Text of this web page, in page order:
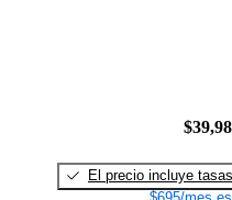
El precio incluye tasas